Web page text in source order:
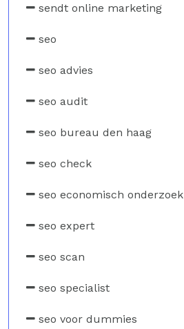
sendt online marketing
seo
seo advies
seo audit
seo bureau den haag
seo check
seo economisch onderzoek
seo expert
seo scan
seo specialist
seo voor dummies